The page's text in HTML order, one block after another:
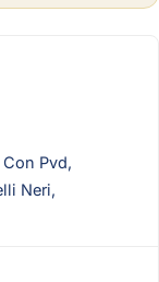
Pvd,
Neri,